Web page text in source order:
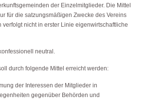
der Einzelmitglieder. Die Mittel
für die satzungsmäßigen Zwecke des Vereins
verfolgt nicht in erster Linie eigenwirtschaftliche
neutral.
durch folgende Mittel erreicht werden:
der Interessen der Mitglieder in
gegenüber Behörden und